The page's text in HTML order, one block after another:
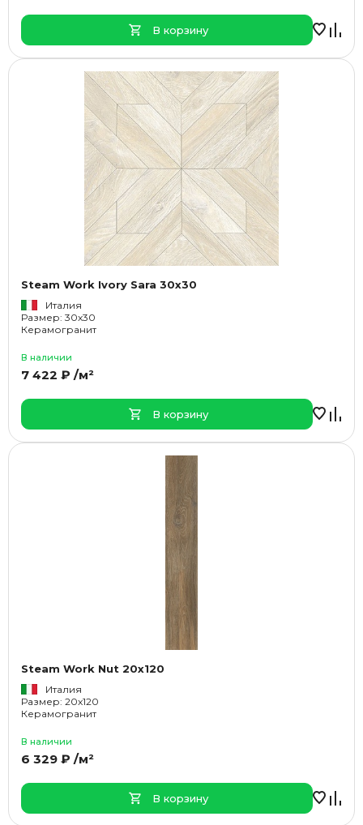
В корзину
Steam Work Ivory Sara 30x30
Италия
Размер: 30x30
Керамогранит
В наличии
7 422 ₽ /м²
В корзину
Steam Work Nut 20x120
Италия
Размер: 20x120
Керамогранит
В наличии
6 329 ₽ /м²
В корзину